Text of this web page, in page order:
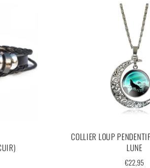
COLLIER LOUP
LUNE
Prix
€22,95